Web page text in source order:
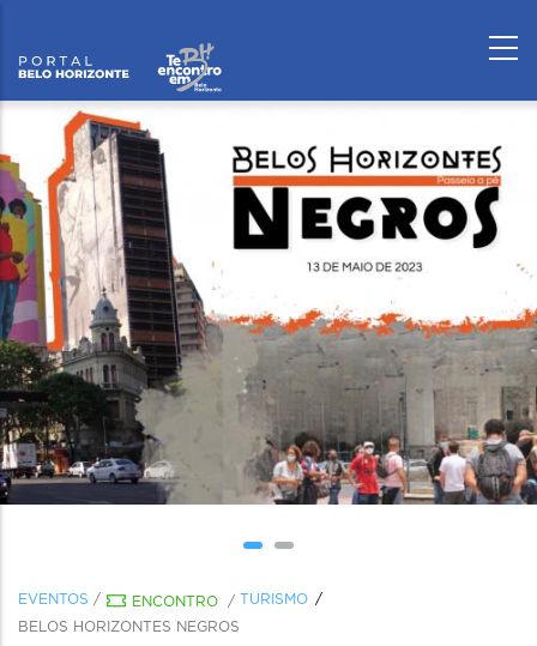
EVENTOS / ENCONTRO / TURISMO
BELOS HORIZONTES NEGROS